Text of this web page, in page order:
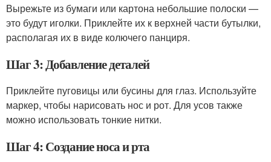
Вырежьте из бумаги или картона небольшие полоски —
это будут иголки. Приклейте их к верхней части бутылки,
располагая их в виде колючего панциря.
Шаг 3: Добавление деталей
Приклейте пуговицы или бусины для глаз. Используйте
маркер, чтобы нарисовать нос и рот. Для усов также
можно использовать тонкие нитки.
Шаг 4: Создание носа и рта